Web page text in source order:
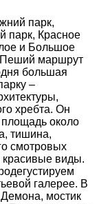
парк,
парк, Красное
и Большое
Пеший маршрут
большая
–
хребта. Он
около
тишина,
смотровых
красивые виды.
галерее. В
мостик